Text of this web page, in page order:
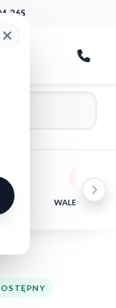
26S
WALENTYNKI